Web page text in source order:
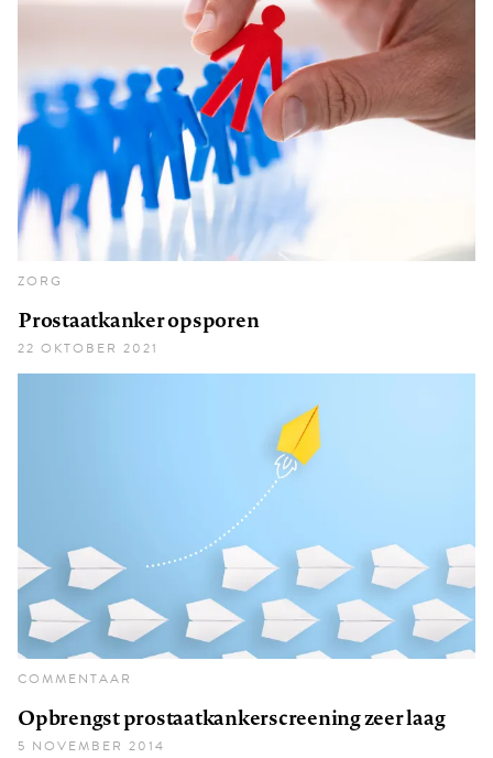
ZORG
Prostaatkanker opsporen
22 OKTOBER 2021
COMMENTAAR
Opbrengst prostaatkankerscreening zeer laag
5 NOVEMBER 2014